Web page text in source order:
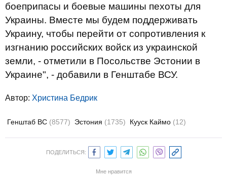
боеприпасы и боевые машины пехоты для
Украины. Вместе мы будем поддерживать
Украину, чтобы перейти от сопротивления к
изгнанию российских войск из украинской
земли, - отметили в Посольстве Эстонии в
Украине", - добавили в Генштабе ВСУ.
Автор: Христина Бедрик
Генштаб ВС (8577) Эстония (1735) Кууск Каймо (12)
ПОДЕЛИТЬСЯ:
Мне нравится